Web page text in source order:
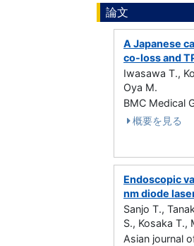
論文
A Japanese
co-loss and
Iwasawa T.,
Oya M.
BMC Medical
概要を見る
Endoscopic
nm diode
Sanjo T.,
S., Kosaka T.,
Asian journal